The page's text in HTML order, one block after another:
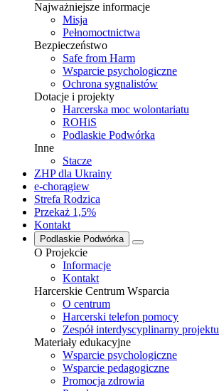
Najważniejsze informacje
Misja
Pełnomoctnictwa
Bezpieczeństwo
Safe from Harm
Wsparcie psychologiczne
Ochrona sygnalistów
Dotacje i projekty
Harcerska moc wolontariatu
ROHiS
Podlaskie Podwórka
Inne
Stacze
ZHP dla Ukrainy
e-chorągiew
Strefa Rodzica
Przekaż 1,5%
Kontakt
Podlaskie Podwórka
O Projekcie
Informacje
Kontakt
Harcerskie Centrum Wsparcia
O centrum
Harcerski telefon pomocy
Zespół interdyscyplinarny projektu
Materiały edukacyjne
Wsparcie psychologiczne
Wsparcie pedagogiczne
Promocja zdrowia